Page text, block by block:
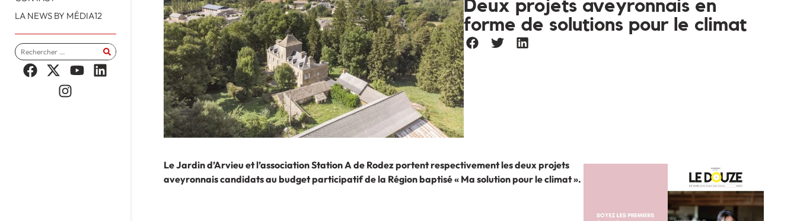
LA NEWS BY MÉDIA12
Deux projets aveyronnais en
forme de solutions pour le climat
Le Jardin d’Arvieu et l’association Station A de Rodez portent respectivement les deux projets
aveyronnais candidats au budget participatif de la Région baptisé « Ma solution pour le climat ».